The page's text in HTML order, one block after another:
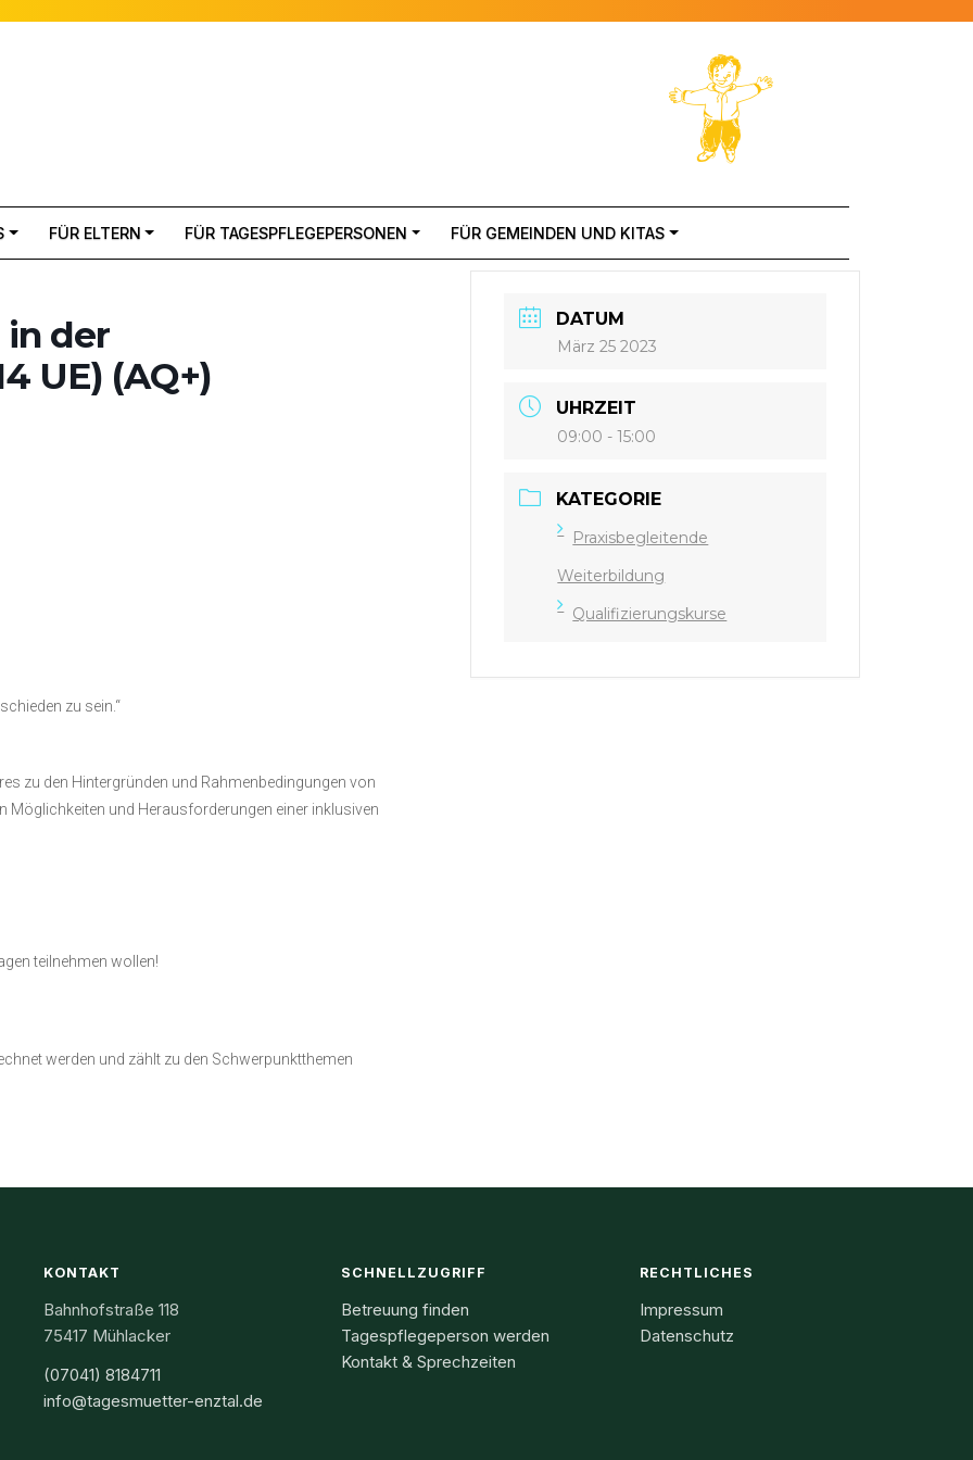
FÜR ELTERN FÜR TAGESPFLEGEPERSONEN FÜR GEMEINDEN UND KITAS
in der
UE) (AQ+)
zu sein.“
zu den Hintergründen und Rahmenbedingungen von
und Herausforderungen einer inklusiven
teilnehmen wollen!
werden und zählt zu den Schwerpunktthemen
DATUM
März 25 2023
UHRZEIT
09:00 - 15:00
KATEGORIE
Praxisbegleitende
Weiterbildung
Qualifizierungskurse
KONTAKT
Bahnhofstraße 118
75417 Mühlacker
(07041) 8184711
info@tagesmuetter-enztal.de
SCHNELLZUGRIFF
Betreuung finden
Tagespflegeperson werden
Kontakt & Sprechzeiten
RECHTLICHES
Impressum
Datenschutz